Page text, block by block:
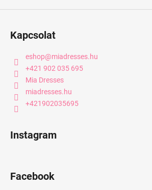
Kapcsolat
eshop@miadresses.hu
+421 902 035 695
Mia Dresses
miadresses.hu
+421902035695
Instagram
Facebook